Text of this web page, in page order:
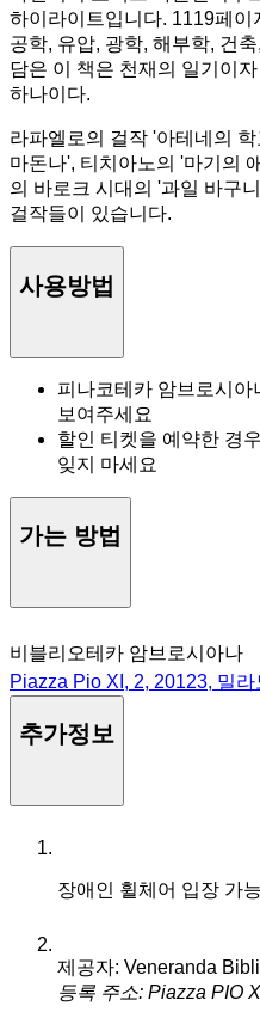
하이라이트입니다. 1119페
공학, 유압, 광학, 해부학, 건
담은 이 책은 천재의 일기이
하나이다.
라파엘로의 걸작 '아테네의
마돈나', 티치아노의 '마기의
의 바로크 시대의 '과일 바구
걸작들이 있습니다.
사용방법
피나코테카 암브로시
보여주세요
할인 티켓을 예약한 경
잊지 마세요
가는 방법
비블리오테카 암브로시아나
Piazza Pio XI, 2, 20123, 밀라
추가정보
장애인 휠체어 입장 가능
제공자: Veneranda
등록 주소: Piazza PIO